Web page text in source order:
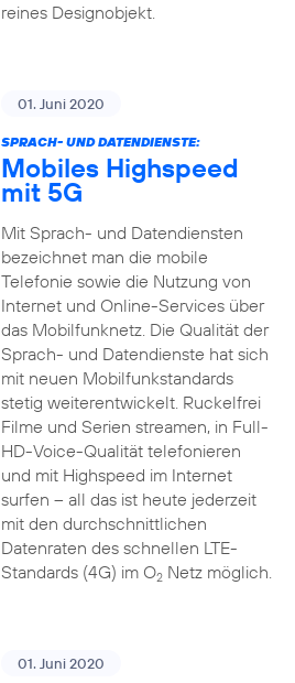
reines Designobjekt.
01. Juni 2020
SPRACH- UND DATENDIENSTE:
Mobiles Highspeed
mit 5G
Mit Sprach- und Datendiensten
bezeichnet man die mobile
Telefonie sowie die Nutzung von
Internet und Online-Services über
das Mobilfunknetz. Die Qualität der
Sprach- und Datendienste hat sich
mit neuen Mobilfunkstandards
stetig weiterentwickelt. Ruckelfrei
Filme und Serien streamen, in Full-
HD-Voice-Qualität telefonieren
und mit Highspeed im Internet
surfen – all das ist heute jederzeit
mit den durchschnittlichen
Datenraten des schnellen LTE-
Standards (4G) im O2Netz möglich.
01. Juni 2020